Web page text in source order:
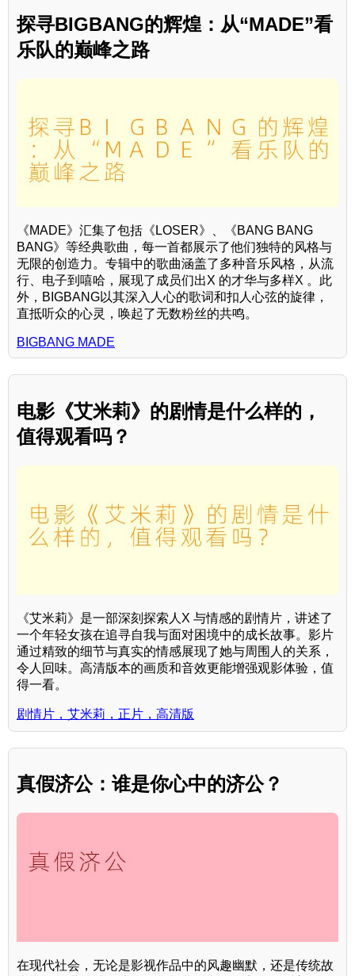
探寻BIGBANG的辉煌：从“MADE”看
乐队的巅峰之路
《MADE》汇集了包括《LOSER》、《BANG BANG
BANG》等经典歌曲，每一首都展示了他们独特的风格与
无限的创造力。专辑中的歌曲涵盖了多种音乐风格，从流
行、电子到嘻哈，展现了成员们出X 的才华与多样X 。此
外，BIGBANG以其深入人心的歌词和扣人心弦的旋律，
直抵听众的心灵，唤起了无数粉丝的共鸣。
BIGBANG MADE
电影《艾米莉》的剧情是什么样的，
值得观看吗？
《艾米莉》是一部深刻探索人X 与情感的剧情片，讲述了
一个年轻女孩在追寻自我与面对困境中的成长故事。影片
通过精致的细节与真实的情感展现了她与周围人的关系，
令人回味。高清版本的画质和音效更能增强观影体验，值
得一看。
剧情片，艾米莉，正片，高清版
真假济公：谁是你心中的济公？
在现代社会，无论是影视作品中的风趣幽默，还是传统故